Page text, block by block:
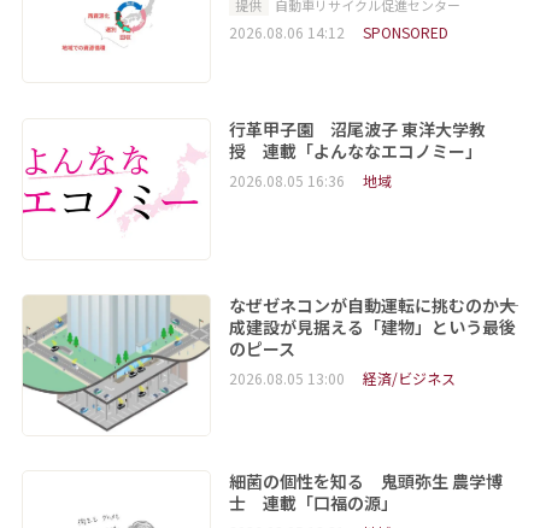
提供 自動車リサイクル促進センター
2026.08.06 14:12 SPONSORED
行革甲子園 沼尾波子 東洋大学教
授 連載「よんななエコノミー」
2026.08.05 16:36 地域
なぜゼネコンが自動運転に挑むのか――大
成建設が見据える「建物」という最後
のピース
2026.08.05 13:00 経済/ビジネス
細菌の個性を知る 鬼頭弥生 農学博
士 連載「口福の源」